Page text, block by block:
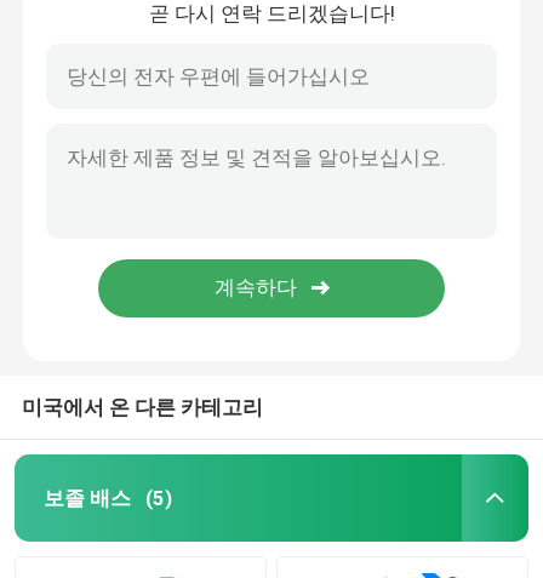
곧 다시 연락 드리겠습니다!
미국에서 온 다른 카테고리
보졸 배스 (5)